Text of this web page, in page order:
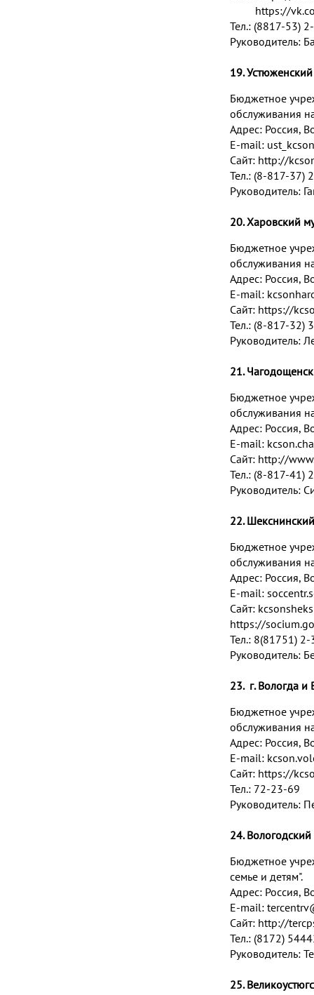
https://
Тел.: (8817-53)
Руководитель:
19.
Бюджетное
обслуживания
Адрес: Россия,
E-mail:
Сайт: http://
Тел.: (8-817-37)
Руководитель:
20. Харовский
Бюджетное
обслуживания
Адрес: Россия,
E-mail:
Сайт: https://
Тел.: (8-817-32)
Руководитель:
21.
Бюджетное
обслуживания
Адрес: Россия,
E-mail:
Сайт: http://
Тел.: (8-817-41)
Руководитель:
22.
Бюджетное
обслуживания
Адрес: Россия,
E-mail:
Сайт:
https://
Тел.: 8(81751)
Руководитель:
23. г. Вологда и
Бюджетное
обслуживания
Адрес: Россия,
E-mail:
Сайт: https://
Тел.: 72-23-69
Руководитель:
24.Вологодский
Бюджетное
семье и детям".
Адрес: Россия,
E-mail:
Сайт: http://
Тел.: (8172)
Руководитель:
25.